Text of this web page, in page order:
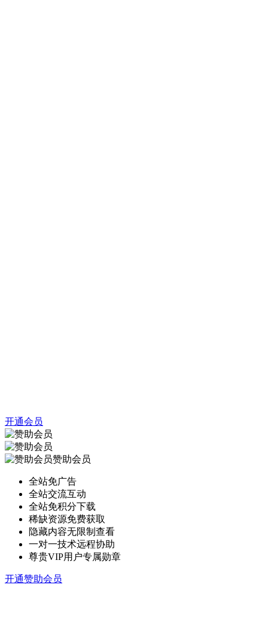
开通会员
赞助会员
全站免广告
全站交流互动
全站免积分下载
稀缺资源免费获取
隐藏内容无限制查看
一对一技术远程协助
尊贵VIP用户专属勋章
开通赞助会员